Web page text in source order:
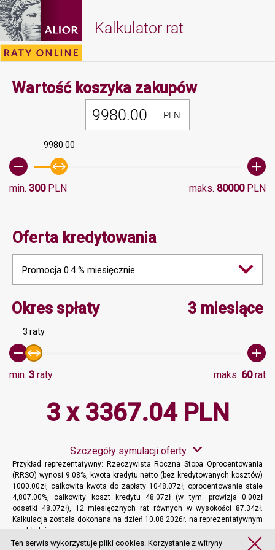
Kalkulator rat
Wartość koszyka zakupówMinimalna
PLN
9980.00
min. 300PLN maks. 80000PLN
Oferta kredytowania
Promocja 0.4 % miesięcznie
Okres spłatyMinimalna wartość 3,
3 miesiące
3 raty
min. 3 raty maks. 60rat
3 x 3367.04 PLN
Szczegóły symulacji oferty
Przykład reprezentatywny: Rzeczywista Roczna Stopa Oprocentowania
(RRSO) wynosi 9.08%, kwota kredytu netto (bez kredytowanych kosztów)
1000.00zł, całkowita kwota do zapłaty 1048.07zł, oprocentowanie stałe
4,807.00%, całkowity koszt kredytu 48.07zł (w tym: prowizja 0.00zł
odsetki 48.07zł), 12 miesięcznych rat równych w wysokości 87.34zł.
Kalkulacja została dokonana na dzień 10.08.2026r. na reprezentatywnym
przykładzie.
Więcej informacji
Ten serwis wykorzystuje pliki cookies. Korzystanie z witryny